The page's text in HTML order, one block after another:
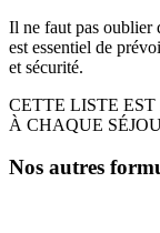
Il ne faut pas oublier
est essentiel de
et sécurité.
CETTE LISTE
À CHAQUE
Nos autres